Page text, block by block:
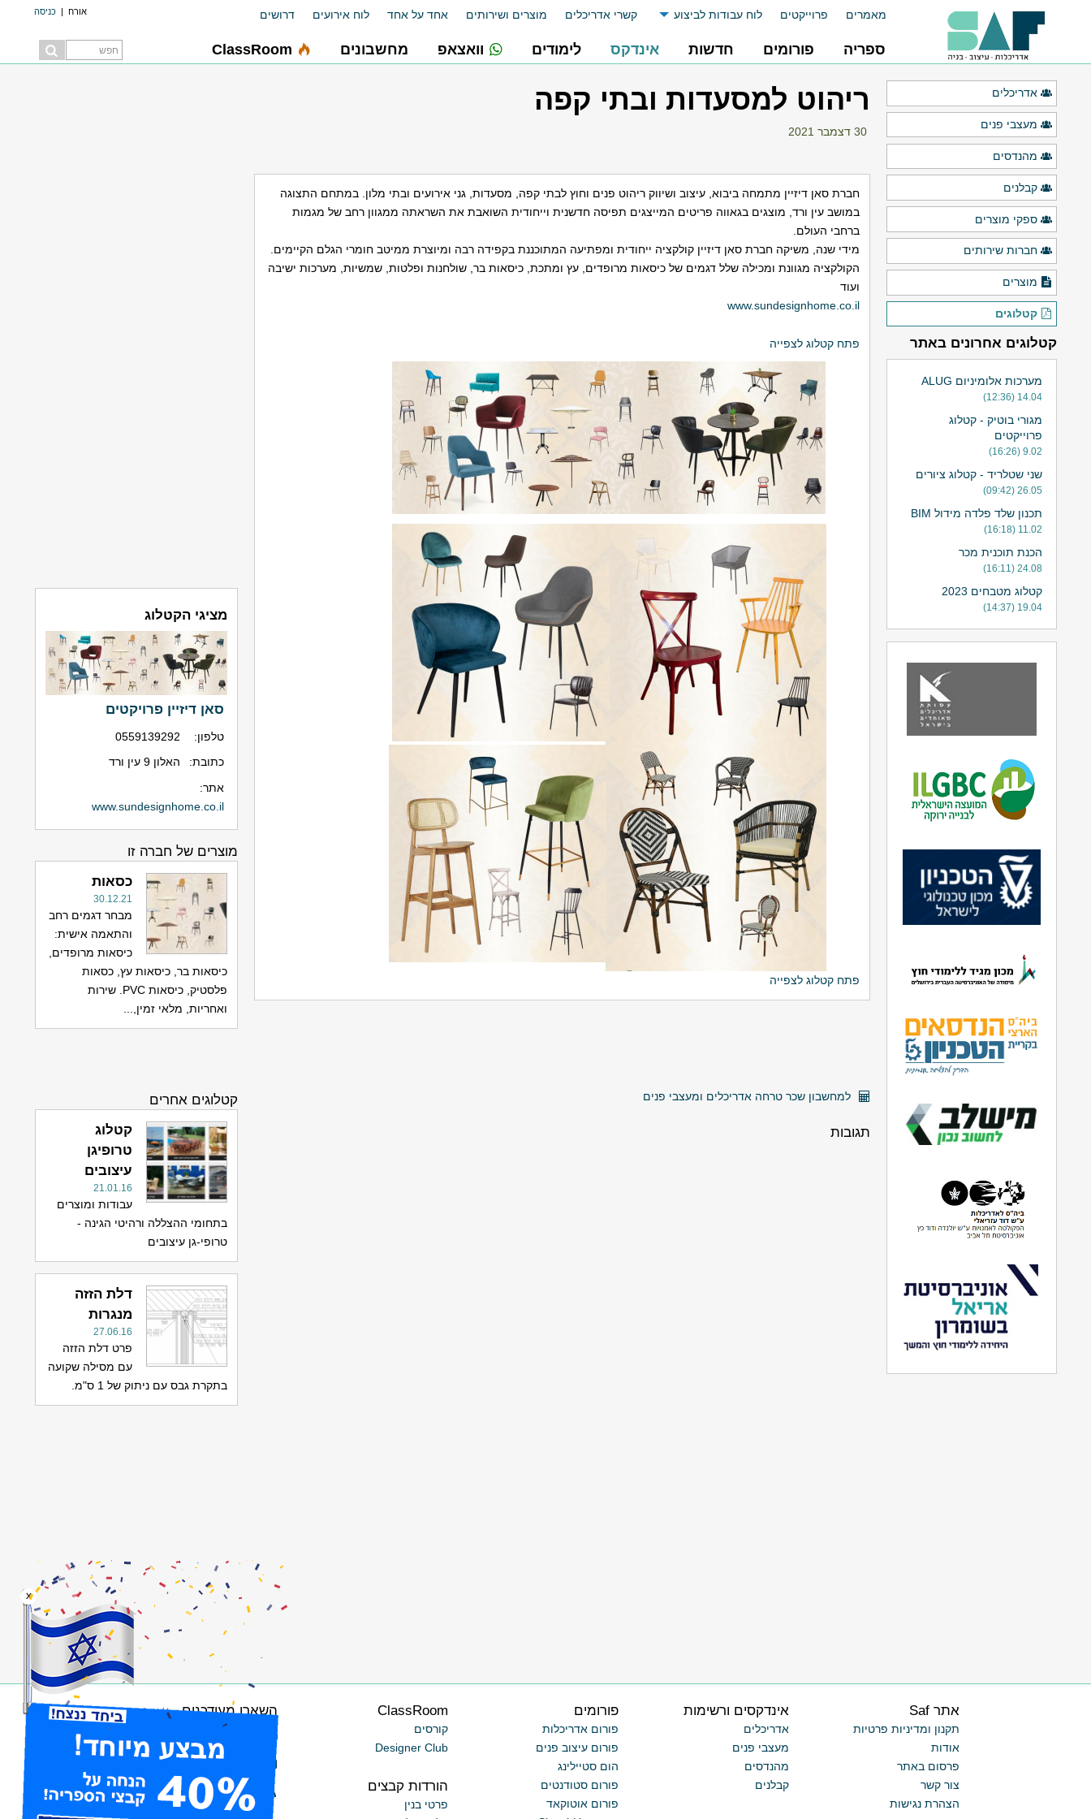
אורח | כניסה מאמרים פרוייקטים לוח עבודות לביצוע קשרי אדריכלים מוצרים ושירותים אחד על אחד לוח אירועים דרושים
ספריה פורומים חדשות אינדקס לימודים וואצאפ מחשבונים ClassRoom
ריהוט למסעדות ובתי קפה
30 דצמבר 2021
חברת סאן דיזיין מתמחה ביבוא, עיצוב ושיווק ריהוט פנים וחוץ לבתי קפה, מסעדות, גני אירועים ובתי מלון. במתחם התצוגה
במושב עין ורד, מוצגים בגאווה פריטים המייצגים תפיסה חדשנית וייחודית השואבת את השראתה ממגוון רחב של מגמות
ברחבי העולם.
מידי שנה, משיקה חברת סאן דיזיין קולקציה ייחודית ומפתיעה המתוכננת בקפידה רבה ומיוצרת ממיטב חומרי הגלם הקיימים.
הקולקציה מגוונת ומכילה שלל דגמים של כיסאות מרופדים, עץ ומתכת, כיסאות בר, שולחנות ופלטות, שמשיות, מערכות ישיבה
ועוד
www.sundesignhome.co.il
פתח קטלוג לצפייה
פתח קטלוג לצפייה
למחשבון שכר טרחה אדריכלים ומעצבי פנים
תגובות
מציגי הקטלוג
סאן דיזיין פרויקטים
טלפון:
0559139292
כתובת:
האלון 9 עין ורד
אתר:
www.sundesignhome.co.il
מוצרים של חברה זו
כסאות
30.12.21
מבחר דגמים רחב
והתאמה אישית:
כיסאות מרופדים,
כיסאות בר, כיסאות עץ, כסאות
פלסטיק, כיסאות PVC. שירות
ואחריות, מלאי זמין,...
קטלוגים אחרים
קטלוג
טרופיגן
עיצובים
21.01.16
עבודות ומוצרים
בתחומי ההצללה ורהיטי הגינה -
טרופי-גן עיצובים
דלת הזזה
מנגרות
27.06.16
פרט דלת הזזה
עם מסילה שקועה
בתקרת גבס עם ניתוק של 1 ס"מ.
אדריכלים
מעצבי פנים
מהנדסים
קבלנים
ספקי מוצרים
חברות שירותים
מוצרים
קטלוגים
קטלוגים אחרונים באתר
מערכות אלומיניום ALUG
14.04 (12:36)
מגורי בוטיק - קטלוג
פרוייקטים
9.02 (16:26)
שני שטלריד - קטלוג ציורים
26.05 (09:42)
תכנון שלד פלדה מידול BIM
11.02 (16:18)
הכנת תוכנית מכר
24.08 (16:11)
קטלוג מטבחים 2023
19.04 (14:37)
השארו מעודכנים
עיקבו אחרינו בפייסבוק
הרשמו לערוצי RSS
ClassRoom
קורסים
Designer Club
הורדות קבצים
פרטי בנין
פורומים
פורום אדריכלות
פורום עיצוב פנים
הום סטיילינג
פורום סטודנטים
פורום אוטוקאד
אינדקסים ורשימות
אדריכלים
מעצבי פנים
מהנדסים
קבלנים
אתר Saf
תקנון ומדיניות פרטיות
אודות
פרסום באתר
צור קשר
הצהרת נגישות